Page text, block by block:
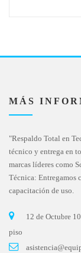
MÁS
"Respaldo Total en
técnico y entrega en
marcas líderes como
Técnica: Entregamos
capacitación de uso.
12 de Octubre
piso